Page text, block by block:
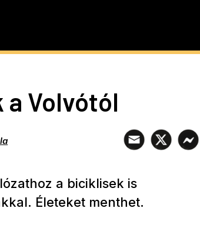
Volvótól
a biciklisek is
Életeket menthet.